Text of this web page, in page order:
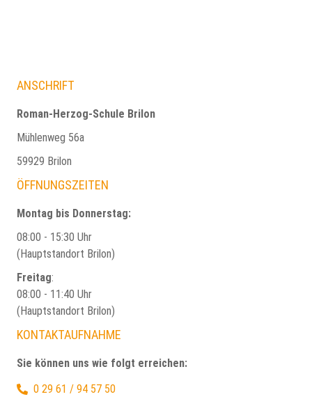
ANSCHRIFT
Roman-Herzog-Schule Brilon
Mühlenweg 56a
59929 Brilon
ÖFFNUNGSZEITEN
Montag bis Donnerstag:
08:00 - 15:30 Uhr
(Hauptstandort Brilon)
Freitag:
08:00 - 11:40 Uhr
(Hauptstandort Brilon)
KONTAKTAUFNAHME
Sie können uns wie folgt erreichen:
0 29 61 / 94 57 50